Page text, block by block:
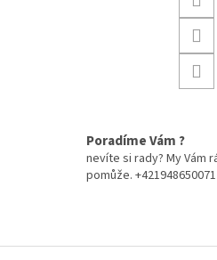
Poradíme Vám ?
nevíte si rady? My Vám
pomůže. +421948650071